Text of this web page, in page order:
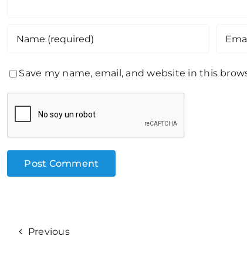
Save my name, email, and website in this
Previous